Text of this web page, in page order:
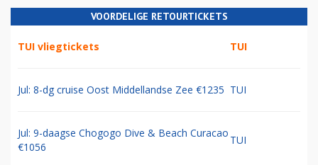
VOORDELIGE RETOURTICKETS
TUI vliegtickets TUI
Jul: 8-dg cruise Oost Middellandse Zee €1235 TUI
Jul: 9-daagse Chogogo Dive & Beach Curacao
€1056
TUI